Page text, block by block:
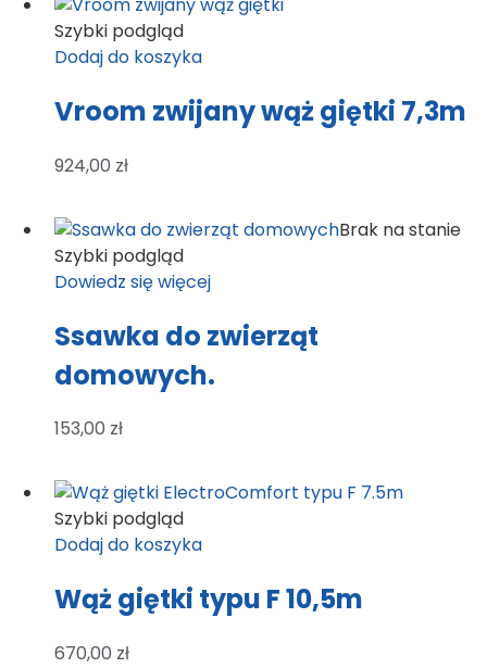
Szybki podgląd
Dodaj do koszyka
Vroom zwijany wąż giętki 7,3m
924,00 zł
Brak na stanie
Szybki podgląd
Dowiedz się więcej
Ssawka do zwierząt
domowych.
153,00 zł
Szybki podgląd
Dodaj do koszyka
Wąż giętki typu F 10,5m
670,00 zł